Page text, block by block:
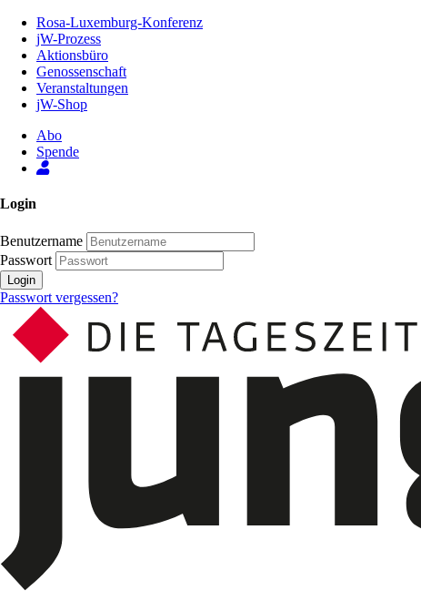
Inhalt
Seite
Rosa-Luxemburg-Konferenz
jW-Prozess
Aktionsbüro
Genossenschaft
Veranstaltungen
jW-Shop
Abo
Spende
Login
Benutzername
Passwort
Login
Passwort vergessen?